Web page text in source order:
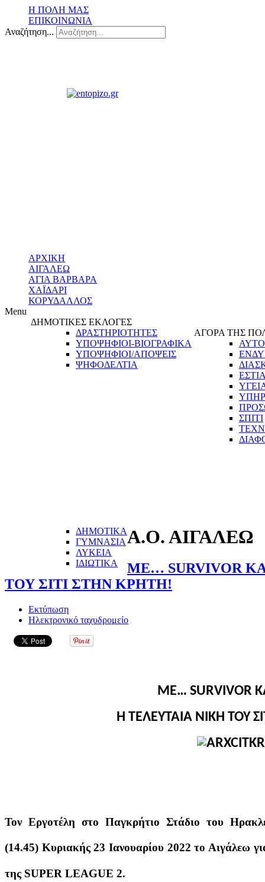
Η ΠΟΛΗ ΜΑΣ
ΕΠΙΚΟΙΝΩΝΙΑ
Αναζήτηση...
ΑΡΧΙΚΗ
ΑΙΓΑΛΕΩ
ΑΓΙΑ ΒΑΡΒΑΡΑ
ΧΑΪΔΑΡΙ
ΚΟΡΥΔΑΛΛΟΣ
Menu
ΔΗΜΟΤΙΚΕΣ ΕΚΛΟΓΕΣ
ΔΡΑΣΤΗΡΙΟΤΗΤΕΣ
ΥΠΟΨΗΦΙΟΙ-ΒΙΟΓΡΑΦΙΚΑ
ΥΠΟΨΗΦΙΟΙ/ΑΠΟΨΕΙΣ
ΨΗΦΟΔΕΛΤΙΑ
ΑΓΟΡΑ ΤΗΣ
ΣΠΙΤΙ
ΔΗΜΟΤΙΚΑ
ΓΥΜΝΑΣΙΑ
ΛΥΚΕΙΑ
ΙΔΙΩΤΙΚΑ
Α.Ο. ΑΙΓΑΛΕΩ
ΜΕ… SURVIVOR
ΤΟΥ ΣΙΤΙ ΣΤΗΝ ΚΡΗΤΗ!
Εκτύπωση
Ηλεκτρονικό ταχυδρομείο
ΜΕ… SURVIVOR
Η ΤΕΛΕΥΤΑΙΑ ΝΙΚΗ ΤΟΥ
Τον Εργοτέλη στο Παγκρήτιο Στάδιο του
(14.45) Κυριακής 23 Ιανουαρίου 2022 το Αιγάλεω
της SUPER LEAGUE 2.